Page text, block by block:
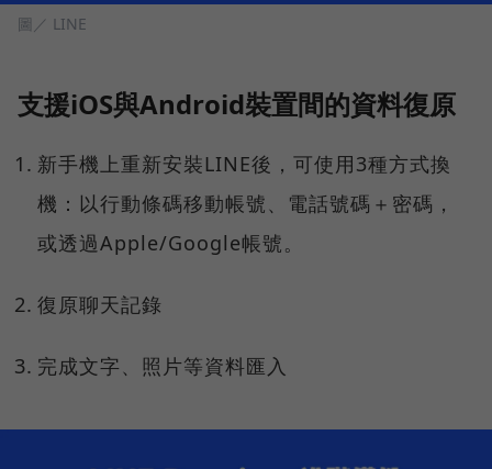
圖／ LINE
支援iOS與Android裝置間的資料復原
新手機上重新安裝LINE後，可使用3種方式換
機：以行動條碼移動帳號、電話號碼＋密碼，
或透過Apple/Google帳號。
復原聊天記錄
完成文字、照片等資料匯入